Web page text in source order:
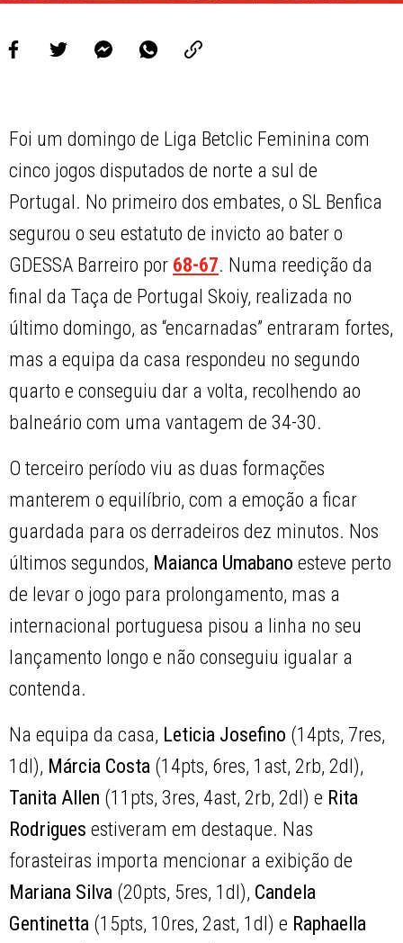
Foi um domingo de Liga Betclic Feminina com
cinco jogos disputados de norte a sul de
Portugal. No primeiro dos embates, o SL Benfica
segurou o seu estatuto de invicto ao bater o
GDESSA Barreiro por 68-67. Numa reedição da
final da Taça de Portugal Skoiy, realizada no
último domingo, as “encarnadas” entraram fortes,
mas a equipa da casa respondeu no segundo
quarto e conseguiu dar a volta, recolhendo ao
balneário com uma vantagem de 34-30.
O terceiro período viu as duas formações
manterem o equilíbrio, com a emoção a ficar
guardada para os derradeiros dez minutos. Nos
últimos segundos, Maianca Umabano esteve perto
de levar o jogo para prolongamento, mas a
internacional portuguesa pisou a linha no seu
lançamento longo e não conseguiu igualar a
contenda.
Na equipa da casa, Leticia Josefino (14pts, 7res,
1dl), Márcia Costa (14pts, 6res, 1ast, 2rb, 2dl),
Tanita Allen (11pts, 3res, 4ast, 2rb, 2dl) e Rita
Rodrigues estiveram em destaque. Nas
forasteiras importa mencionar a exibição de
Mariana Silva (20pts, 5res, 1dl), Candela
Gentinetta (15pts, 10res, 2ast, 1dl) e Raphaella